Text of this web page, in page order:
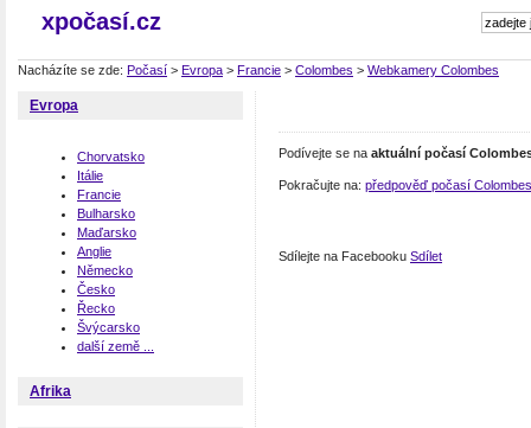
xpočasí.cz
Nacházíte se zde: Počasí > Evropa > Francie > Colombes > Webkamery Colombes
Evropa
Chorvatsko
Itálie
Francie
Bulharsko
Maďarsko
Anglie
Německo
Česko
Řecko
Švýcarsko
další země ...
Afrika
Podívejte se na aktuální počasí
Pokračujte na: předpověď počasí Colombes
Sdílejte na Facebooku Sdílet